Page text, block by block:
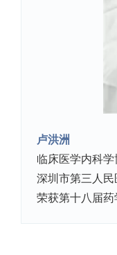
卢洪洲
临床医学内科学
深圳市第三人
荣获第十八届